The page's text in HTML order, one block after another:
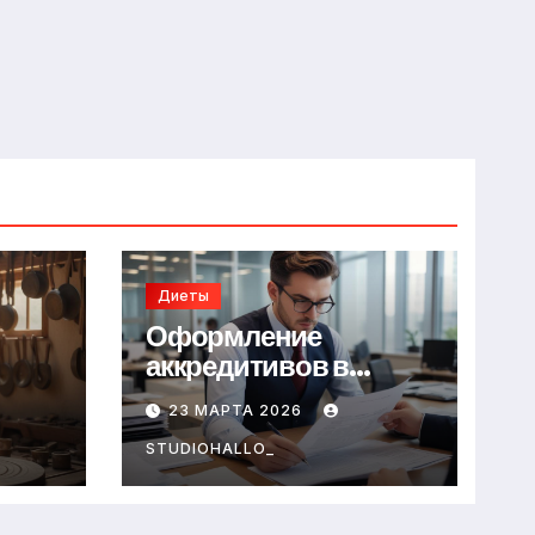
Диеты
Оформление
аккредитивов в
международной
торговле
23 МАРТА 2026
STUDIOHALLO_